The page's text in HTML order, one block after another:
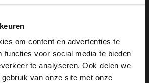
om content en advertenties te
functies voor social media te bieden
te analyseren. Ook delen we
van onze site met onze
Blaue Chelsea Boots aus Veloursleder Blaue Veloursleder-Boots
-10% EXTRA
×
in English?